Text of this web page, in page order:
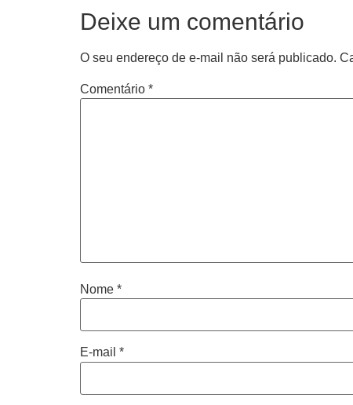
Deixe um comentário
O seu endereço de e-mail não será publicado.
Comentário *
Nome *
E-mail *